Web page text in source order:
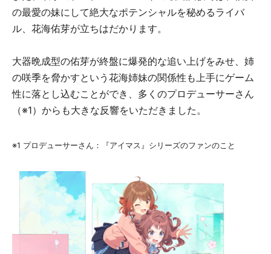
の最愛の妹にして絶大なポテンシャルを秘めるライバ
ル、花海佑芽が立ちはだかります。
大器晩成型の佑芽が終盤に爆発的な追い上げをみせ、姉
の咲季を脅かすという花海姉妹の関係性も上手にゲーム
性に落とし込むことができ、多くのプロデューサーさん
（※1）からも大きな反響をいただきました。
※1 プロデューサーさん：『アイマス』シリーズのファンのこと